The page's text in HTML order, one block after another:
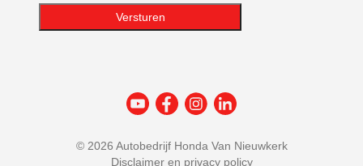
Versturen
©2026 Autobedrijf Honda Van Nieuwkerk
Disclaimer en privacy policy